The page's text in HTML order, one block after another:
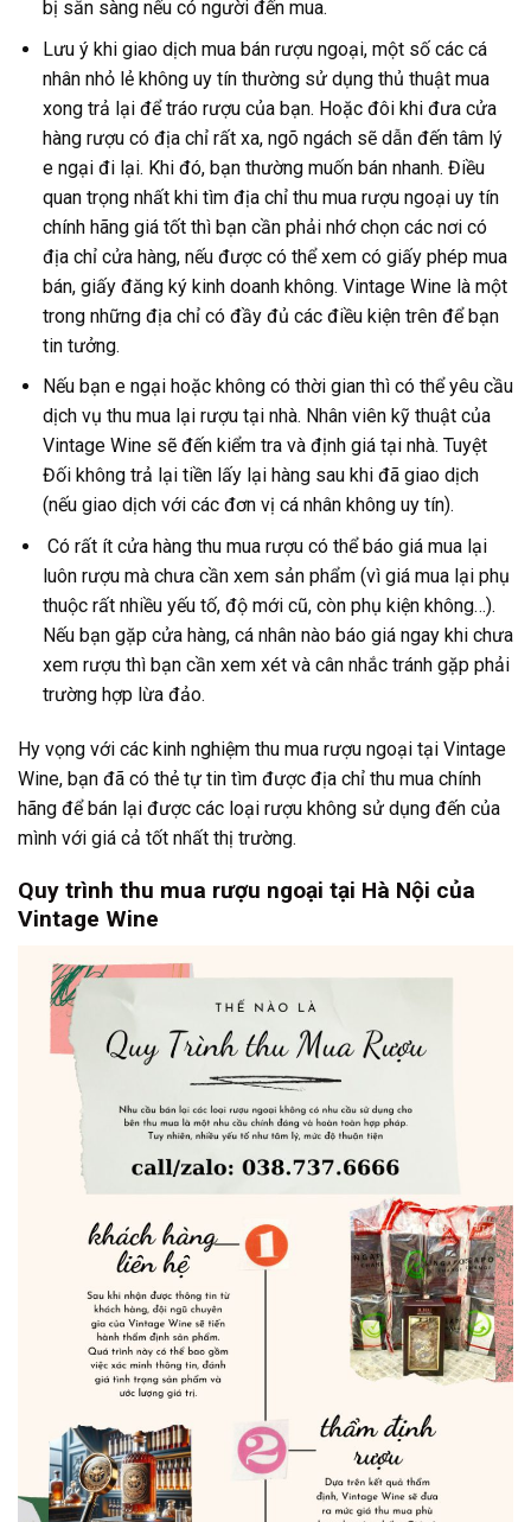
bị sẵn sàng nếu có người đến mua.
Lưu ý khi giao dịch mua bán rượu ngoại, một số các cá
nhân nhỏ lẻ không uy tín thường sử dụng thủ thuật mua
xong trả lại để tráo rượu của bạn. Hoặc đôi khi đưa cửa
hàng rượu có địa chỉ rất xa, ngõ ngách sẽ dẫn đến tâm lý
e ngại đi lại. Khi đó, bạn thường muốn bán nhanh. Điều
quan trọng nhất khi tìm địa chỉ thu mua rượu ngoại uy tín
chính hãng giá tốt thì bạn cần phải nhớ chọn các nơi có
địa chỉ cửa hàng, nếu được có thể xem có giấy phép mua
bán, giấy đăng ký kinh doanh không. Vintage Wine là một
trong những địa chỉ có đầy đủ các điều kiện trên để bạn
tin tưởng.
Nếu bạn e ngại hoặc không có thời gian thì có thể yêu cầu
dịch vụ thu mua lại rượu tại nhà. Nhân viên kỹ thuật của
Vintage Wine sẽ đến kiểm tra và định giá tại nhà. Tuyệt
Đối không trả lại tiền lấy lại hàng sau khi đã giao dịch
(nếu giao dịch với các đơn vị cá nhân không uy tín).
Có rất ít cửa hàng thu mua rượu có thể báo giá mua lại
luôn rượu mà chưa cần xem sản phẩm (vì giá mua lại phụ
thuộc rất nhiều yếu tố, độ mới cũ, còn phụ kiện không…).
Nếu bạn gặp cửa hàng, cá nhân nào báo giá ngay khi chưa
xem rượu thì bạn cần xem xét và cân nhắc tránh gặp phải
trường hợp lừa đảo.
Hy vọng với các kinh nghiệm thu mua rượu ngoại tại Vintage
Wine, bạn đã có thẻ tự tin tìm được địa chỉ thu mua chính
hãng để bán lại được các loại rượu không sử dụng đến của
mình với giá cả tốt nhất thị trường.
Quy trình thu mua rượu ngoại tại Hà Nội của
Vintage Wine